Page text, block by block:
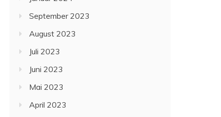
September 2023
August 2023
Juli 2023
Juni 2023
Mai 2023
April 2023